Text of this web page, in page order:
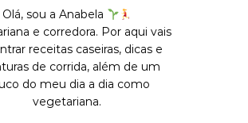
Olá, sou a Anabela
e corredora. Por aqui vais
receitas caseiras, dicas e
de corrida, além de um
do meu dia a dia como
vegetariana.